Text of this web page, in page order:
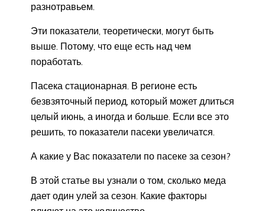
разнотравьем.
Эти показатели, теоретически, могут быть
выше. Потому, что еще есть над чем
поработать.
Пасека стационарная. В регионе есть
безвзяточный период, который может длиться
целый июнь, а иногда и больше. Если все это
решить, то показатели пасеки увеличатся.
А какие у Вас показатели по пасеке за сезон?
В этой статье вы узнали о том, сколько меда
дает один улей за сезон. Какие факторы